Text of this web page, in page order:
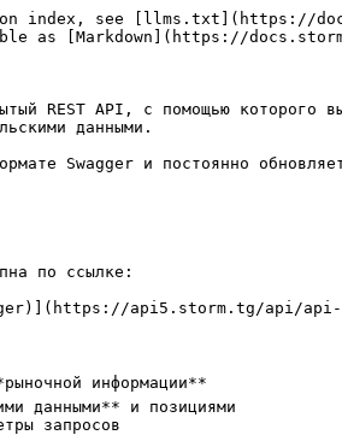
index, see [llms.txt](https://
as [Markdown](https://
REST API, с помощью которого
данными.
Swagger и постоянно
по ссылке:
api5.storm.tg/api/api-
информации**
данными** и позициями
запросов